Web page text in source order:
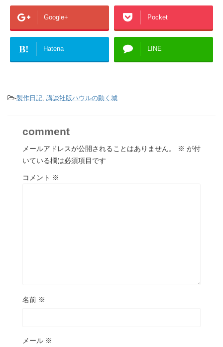
Google+ Pocket
B! Hatena LINE
-製作日記 講談社版ハウルの動く城
comment
メールアドレスが公開されることはありません。 ※ が付
いている欄は必須項目です
コメント ※
名前 ※
メール ※